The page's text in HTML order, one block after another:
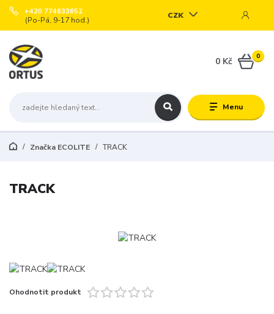
Menu
CZK
+420 774633652
(Po-Pá, 9-17 hod.)
0
0 Kč
Značka ECOLITE TRACK
TRACK
Ohodnotit produkt